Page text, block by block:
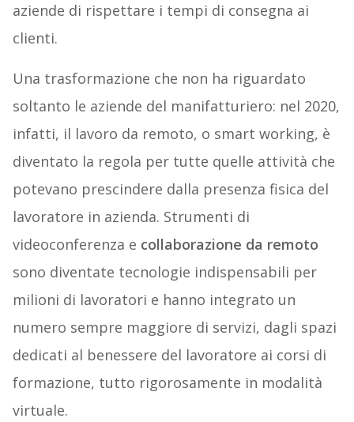
aziende di rispettare i tempi di consegna ai
clienti.
Una trasformazione che non ha riguardato
soltanto le aziende del manifatturiero: nel 2020,
infatti, il lavoro da remoto, o smart working, è
diventato la regola per tutte quelle attività che
potevano prescindere dalla presenza fisica del
lavoratore in azienda. Strumenti di
videoconferenza e collaborazione da remoto
sono diventate tecnologie indispensabili per
milioni di lavoratori e hanno integrato un
numero sempre maggiore di servizi, dagli spazi
dedicati al benessere del lavoratore ai corsi di
formazione, tutto rigorosamente in modalità
virtuale.